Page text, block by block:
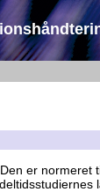
er normeret